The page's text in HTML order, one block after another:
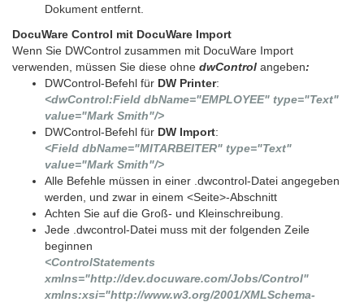
Dokument entfernt.
DocuWare Control mit DocuWare Import
Wenn Sie DWControl zusammen mit DocuWare Import
verwenden, müssen Sie diese ohne dwControl angeben:
DWControl-Befehl für DW Printer:
<dwControl:Field dbName="EMPLOYEE" type="Text"
value="Mark Smith"/>
DWControl-Befehl für DW Import:
<Field dbName="MITARBEITER" type="Text"
value="Mark Smith"/>
Alle Befehle müssen in einer .dwcontrol-Datei angegeben
werden, und zwar in einem <Seite>-Abschnitt
Achten Sie auf die Groß- und Kleinschreibung.
Jede .dwcontrol-Datei muss mit der folgenden Zeile
beginnen
<ControlStatements
xmlns="http://dev.docuware.com/Jobs/Control"
xmlns:xsi="http://www.w3.org/2001/XMLSchema-